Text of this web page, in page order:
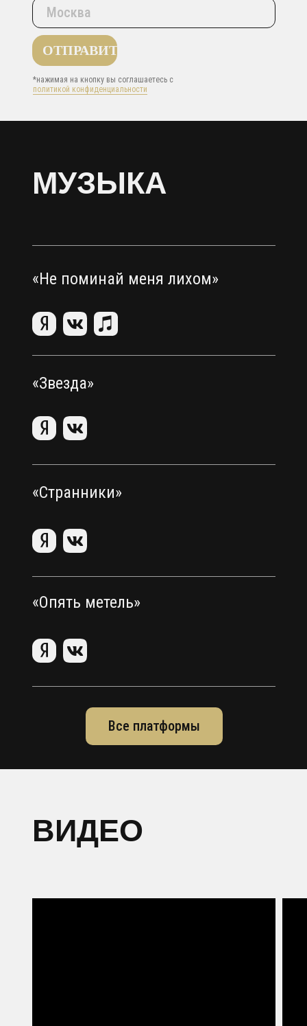
ОТПРАВИТЬ
*нажимая на кнопку вы соглашаетесь с
политикой конфиденциальности
«Странники»
«Звезда»
«Не поминай меня лихом»
МУЗЫКА
«Опять метель»
Все платформы
ВИДЕО